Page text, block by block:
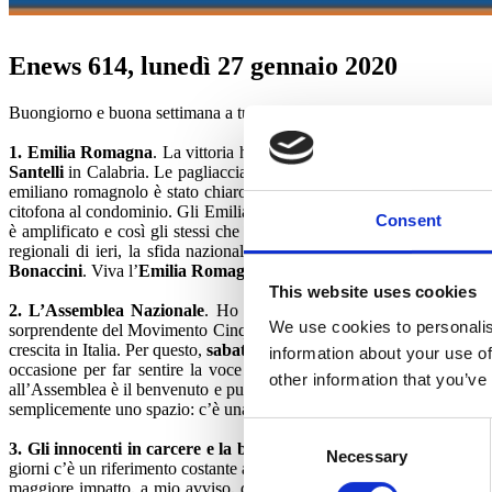
Consent
This website uses cookies
We use cookies to
information about your use
other information that
Selection
Necessary
Enews 614, lunedì 27 gennaio 2020
Buongiorno e buona settimana a tutti!
1. Emilia Romagna. La vittoria ha il nome di
Santelli in Calabria. Le pagliacciate di Salvini non hanno
emiliano romagnolo è stato chiaro: il buongoverno batte il
citofona al condominio. Gli Emiliano romagnoli hanno scelto chi ha
è amplificato e così gli stessi che un anno fa ci spiegavano come
regionali di ieri, la sfida nazionale è ancora lunga e tortuosa. E il
Bonaccini. Viva l’Emilia Romagna
2. L’Assemblea Nazionale. Ho sempre contestato l’approccio di
sorprendente del Movimento Cinque Stelle o la fuga dei moderati
crescita in Italia. Per questo,sabato 1 e domenica 2 febbraio, da
occasione per far sentire la voce di chi propone e di chi non
all’Assemblea è il benvenuto e può iscriversiqui. Chi vuole dare
semplicemente uno spazio: c’è una prateria. È tempo di iniziare a
3. Gli innocenti in carcere e la battaglia di civiltà
. Nei prossimi
giorni c’è un riferimento costante all’utilizzo illecito del reddito di
maggiore impatto, a mio avviso, dei prossimi mesi sarà come il